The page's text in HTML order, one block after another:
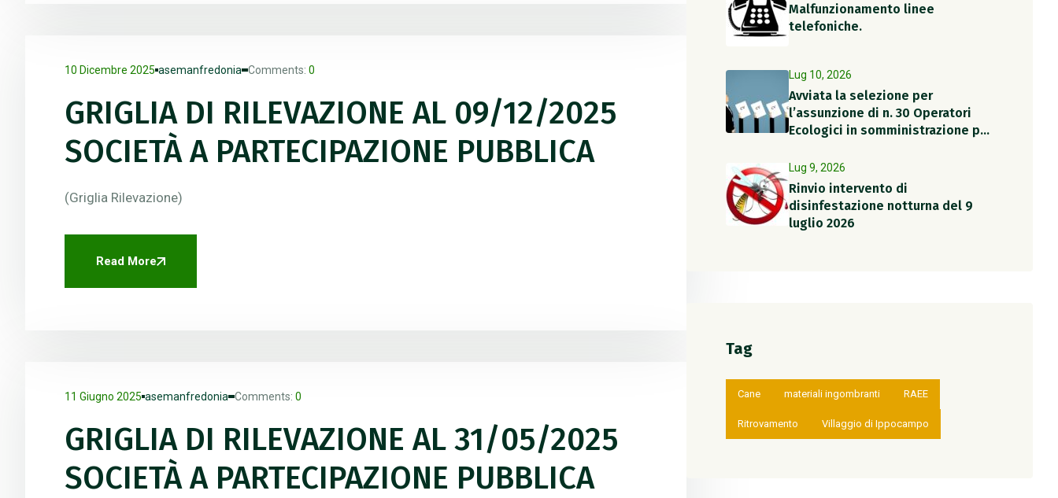
10 Dicembre 2025 asemanfredonia Comments: 0
GRIGLIA DI RILEVAZIONE AL 09/12/2025
SOCIETÀ A PARTECIPAZIONE PUBBLICA
(Griglia Rilevazione)
Read More
11 Giugno 2025 asemanfredonia Comments: 0
GRIGLIA DI RILEVAZIONE AL 31/05/2025
SOCIETÀ A PARTECIPAZIONE PUBBLICA
Malfunzionamento linee
telefoniche.
Lug 10, 2026
Avviata la selezione per
l’assunzione di n. 30 Operatori
Ecologici in somministrazione per
Lug 9, 2026
Rinvio intervento di
disinfestazione notturna del 9
luglio 2026
Tag
Cane materiali ingombranti RAEE
Ritrovamento Villaggio di Ippocampo